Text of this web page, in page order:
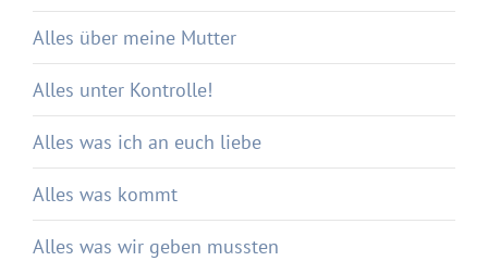
Alles über meine Mutter
Alles unter Kontrolle!
Alles was ich an euch liebe
Alles was kommt
Alles was wir geben mussten